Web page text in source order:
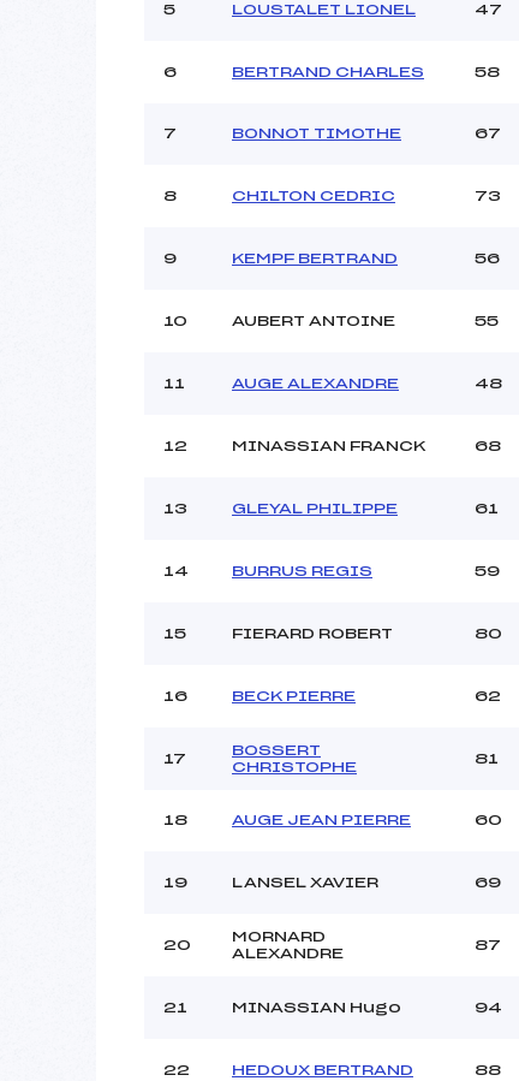
Météo :
Pénalité appliquée :
5 LOUSTALET LIONEL 47
6 BERTRAND CHARLES 58
7 BONNOT TIMOTHE 67
8 CHILTON CEDRIC 73
9 KEMPF BERTRAND 56
10 AUBERT ANTOINE 55
11 AUGE ALEXANDRE 48
12 MINASSIAN FRANCK 68
13 GLEYAL PHILIPPE 61
14 BURRUS REGIS 59
15 FIERARD ROBERT 80
16 BECK PIERRE 62
17
BOSSERT
CHRISTOPHE
81
18 AUGE JEAN PIERRE 60
19 LANSEL XAVIER 69
20
MORNARD
ALEXANDRE
87
21 MINASSIAN Hugo 94
22 HEDOUX BERTRAND 88